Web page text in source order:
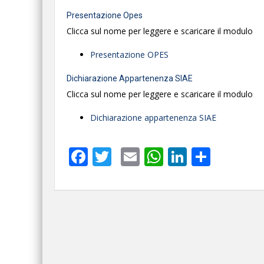
Presentazione Opes
Clicca sul nome per leggere e scaricare il modulo
Presentazione OPES
Dichiarazione Appartenenza SIAE
Clicca sul nome per leggere e scaricare il modulo
Dichiarazione appartenenza SIAE
Facebook
Twitter
EmailWhatsApp
LinkedIn